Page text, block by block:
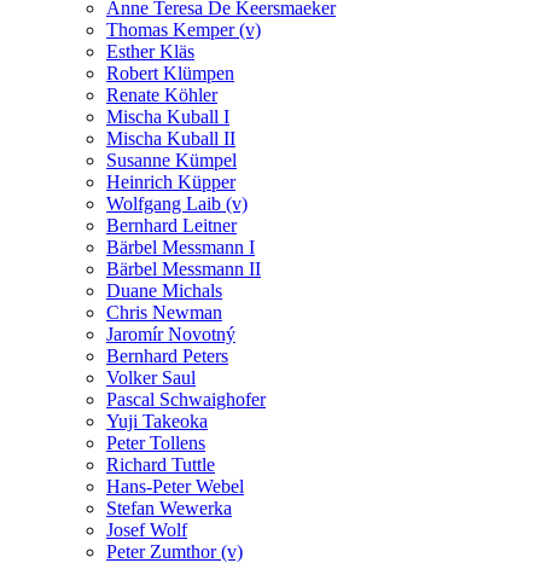
Anne Teresa De Keersmaeker
Thomas Kemper (v)
Esther Kläs
Robert Klümpen
Renate Köhler
Mischa Kuball I
Mischa Kuball II
Susanne Kümpel
Heinrich Küpper
Wolfgang Laib (v)
Bernhard Leitner
Bärbel Messmann I
Bärbel Messmann II
Duane Michals
Chris Newman
Jaromír Novotný
Bernhard Peters
Volker Saul
Pascal Schwaighofer
Yuji Takeoka
Peter Tollens
Richard Tuttle
Hans-Peter Webel
Stefan Wewerka
Josef Wolf
Peter Zumthor (v)